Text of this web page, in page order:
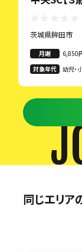
茨城県鉾田市
月謝
6,850
対象年代
幼児・
同じエリア